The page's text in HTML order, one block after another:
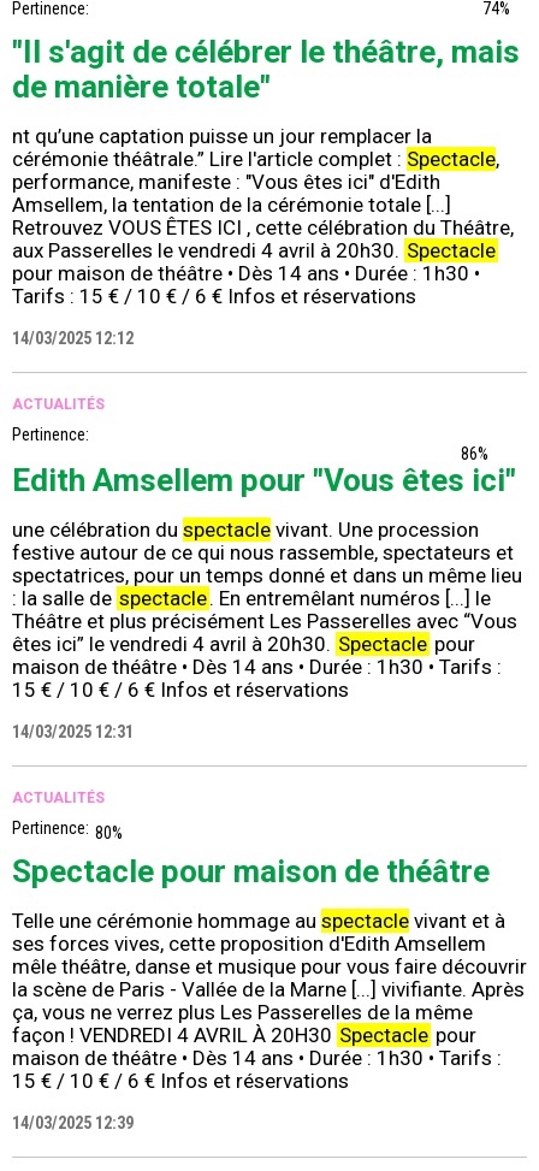
Pertinence: 74%
"Il s'agit de célébrer le théâtre, mais
de manière totale"
nt qu’une captation puisse un jour remplacer la
cérémonie théâtrale.” Lire l'article complet : Spectacle,
performance, manifeste : "Vous êtes ici" d'Edith
Amsellem, la tentation de la cérémonie totale [...]
Retrouvez VOUS ÊTES ICI , cette célébration du Théâtre,
aux Passerelles le vendredi 4 avril à 20h30. Spectacle
pour maison de théâtre • Dès 14 ans • Durée : 1h30 •
Tarifs : 15 € / 10 € / 6 € Infos et réservations
14/03/2025 12:12
ACTUALITÉS
Pertinence:
86%
Edith Amsellem pour "Vous êtes ici"
une célébration du spectacle vivant. Une procession
festive autour de ce qui nous rassemble, spectateurs et
spectatrices, pour un temps donné et dans un même lieu
: la salle de spectacle. En entremêlant numéros [...] le
Théâtre et plus précisément Les Passerelles avec “Vous
êtes ici” le vendredi 4 avril à 20h30. Spectacle pour
maison de théâtre • Dès 14 ans • Durée : 1h30 • Tarifs :
15 € / 10 € / 6 € Infos et réservations
14/03/2025 12:31
ACTUALITÉS
Pertinence: 80%
Spectacle pour maison de théâtre
Telle une cérémonie hommage au spectacle vivant et à
ses forces vives, cette proposition d'Edith Amsellem
mêle théâtre, danse et musique pour vous faire découvrir
la scène de Paris - Vallée de la Marne [...] vivifiante. Après
ça, vous ne verrez plus Les Passerelles de la même
façon ! VENDREDI 4 AVRIL À 20H30 Spectacle pour
maison de théâtre • Dès 14 ans • Durée : 1h30 • Tarifs :
15 € / 10 € / 6 € Infos et réservations
14/03/2025 12:39